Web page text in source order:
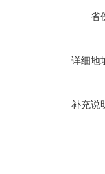
省
详细地
补充说